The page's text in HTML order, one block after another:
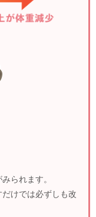
みられます。
けでは必ずしも改